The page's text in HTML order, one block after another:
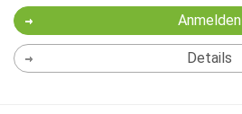
Anmelden
Details